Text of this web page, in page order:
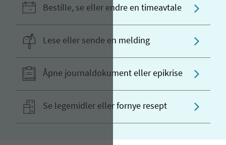
Bestille, se eller endre en timeavtale
Lese eller sende en melding
Åpne journaldokument eller epikrise
Se legemidler eller fornye resept